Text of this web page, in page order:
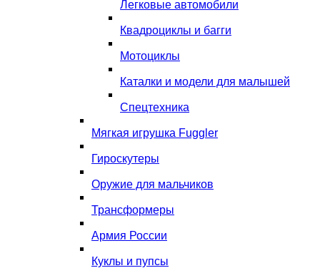
Легковые автомобили
Квадроциклы и багги
Мотоциклы
Каталки и модели для малышей
Спецтехника
Мягкая игрушка Fuggler
Гироскутеры
Оружие для мальчиков
Трансформеры
Армия России
Куклы и пупсы